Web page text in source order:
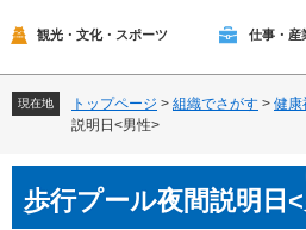
観光・文化・スポーツ 仕事・産
現在地 トップページ > 組織でさがす > 健康
説明日<男性>
文歩行プール夜間説明日